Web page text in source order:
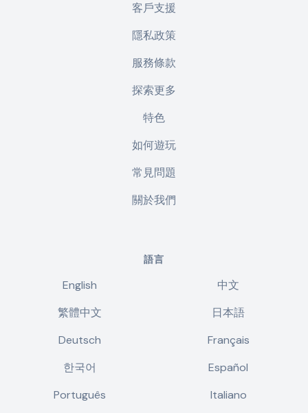
客戶支援
隱私政策
服務條款
探索更多
特色
如何遊玩
常見問題
關於我們
語言
English
中文
繁體中文
日本語
Deutsch
Français
한국어
Español
Português
Italiano